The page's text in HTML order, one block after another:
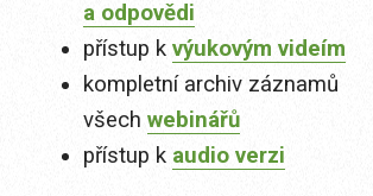
a odpovědi
přístup k výukovým videím
kompletní archiv záznamů
všech webinářů
přístup k audio verzi